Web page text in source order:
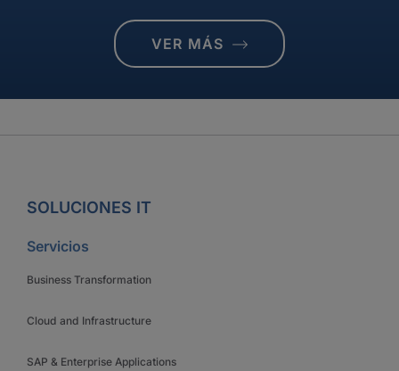
VER MÁS
SOLUCIONES IT
Servicios
Business Transformation
Cloud and Infrastructure
SAP & Enterprise Applications